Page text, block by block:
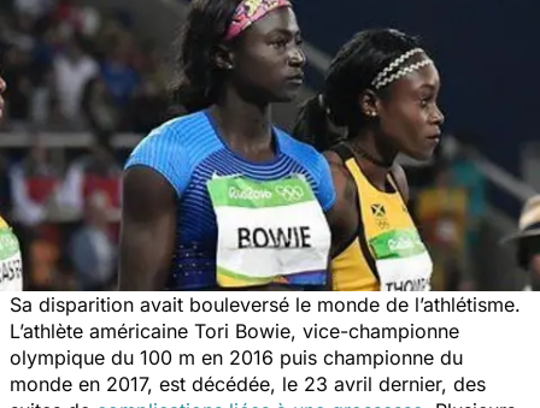
Sa disparition avait bouleversé le monde de l’athlétisme.
L’athlète américaine Tori Bowie, vice-championne
olympique du 100 m en 2016 puis championne du
monde en 2017, est décédée, le 23 avril dernier, des